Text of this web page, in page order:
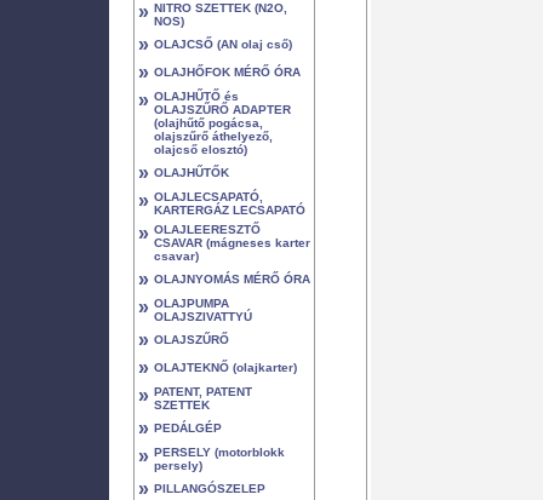
» NITRO SZETTEK (N2O,
NOS)
» OLAJCSŐ (AN olaj cső)
» OLAJHŐFOK MÉRŐ ÓRA
» OLAJHŰTŐ és
OLAJSZŰRŐ ADAPTER
(olajhűtő pogácsa,
olajszűrő áthelyező,
olajcső elosztó)
» OLAJHŰTŐK
» OLAJLECSAPATÓ,
KARTERGÁZ LECSAPATÓ
» OLAJLEERESZTŐ
CSAVAR (mágneses karter
csavar)
» OLAJNYOMÁS MÉRŐ ÓRA
» OLAJPUMPA
OLAJSZIVATTYÚ
» OLAJSZŰRŐ
» OLAJTEKNŐ (olajkarter)
» PATENT, PATENT
SZETTEK
» PEDÁLGÉP
» PERSELY (motorblokk
persely)
» PILLANGÓSZELEP